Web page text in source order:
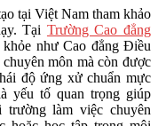
tại Việt Nam tham khảo
Tại Trường Cao đẳng
như Cao đẳng Điều
môn mà còn được
độ ứng xử chuẩn mực
yếu tố quan trọng giúp
làm việc chuyên